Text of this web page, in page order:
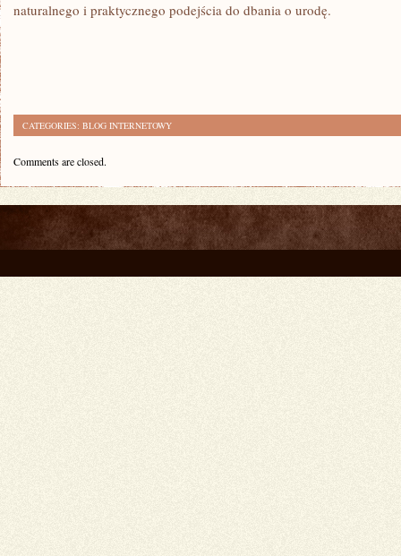
naturalnego i praktycznego podejścia do dbania o urodę.
CATEGORIES: BLOG INTERNETOWY
Comments are closed.